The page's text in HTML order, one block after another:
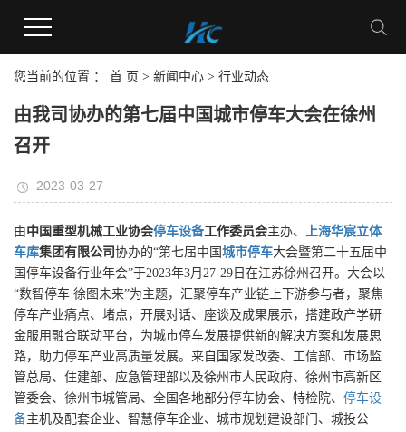
您当前的位置 ： 首 页 > 新闻中心 > 行业动态
由我司协办的第七届中国城市停车大会在徐州
召开
2023-03-27
由中国重型机械工业协会停车设备工作委员会主办、 上海华宸立体
车库集团有限公司 协办的“第七届中国 城市停车大会暨第二十五届中
国停车设备行业年会”于2023年3月27-29日在江苏徐州召开。大会以
“数智停车 徐图未来”为主题，汇聚停车产业链上下游参与者，聚焦
停车产业痛点、堵点，开展对话、座谈及成果展示，搭建政产学研
金服用融合联动平台，为城市停车发展提供新的解决方案和发展思
路，助力停车产业高质量发展。来自国家发改委、工信部、市场监
管总局、住建部、应急管理部以及徐州市人民政府、徐州市高新区
管委会、徐州市城管局、全国各地部分停车协会、特检院、 停车设
备主机及配套企业、智慧停车企业、城市规划建设部门、城投公